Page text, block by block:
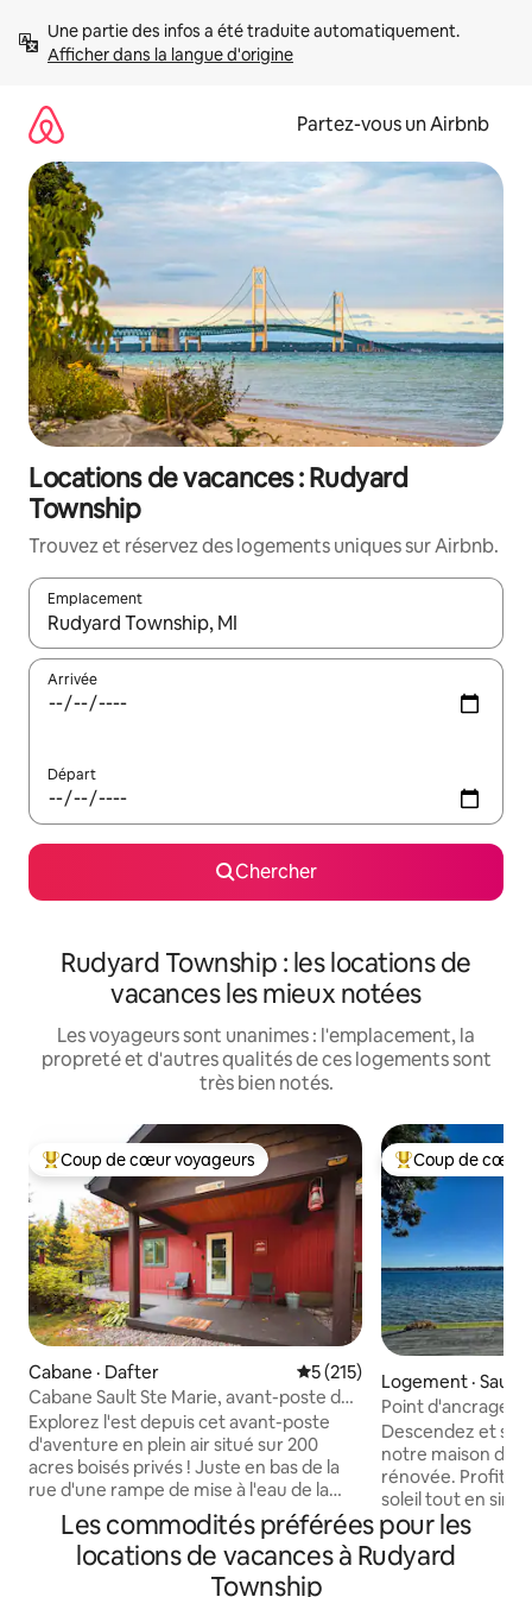
directement
Afficher dans la langue d'origine
Partez-vous un Airbnb
Locations de vacances : Rudyard
Township
Trouvez et réservez des logements uniques sur Airbnb.
Emplacement
Quand les résultats sont affichés, parcourez-les en utilisant
Arrivée
Départ
Chercher
Rudyard Township : les locations de
vacances les mieux notées
Les voyageurs sont unanimes : l'emplacement, la
propreté et d'autres qualités de ces logements sont
très bien notés.
Coup de cœur voyageurs parmi les plus aimés
Coup de cœur voyageurs
Cabane · Dafter Note moyenne de 5 sur 5,
5 (215)
Cabane Sault Ste Marie, avant-poste des
aventures supérieures!
Explorez l'est depuis cet avant-poste
d'aventure en plein air situé sur 200
acres boisés privés ! Juste en bas de la
rue d'une rampe de mise à l'eau de la
rivière St. Mary 's, et à quelques minutes
en voiture du Soo. Cette cabane boisée
et isolée a une ambiance chaleureuse
« du Nord ». Visitez les écluses, les îles
Coup de cœur
Coup de cœur
Logement · Sault
Point d'ancrage
Descendez et
notre maison de
rénovée. Profitez
soleil tout en
matin pendant
Ce logement est
en Ontario, sur la
Les commodités préférées pour les
locations de vacances à Rudyard
Township